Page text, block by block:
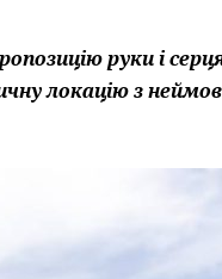
руки і
локацію з